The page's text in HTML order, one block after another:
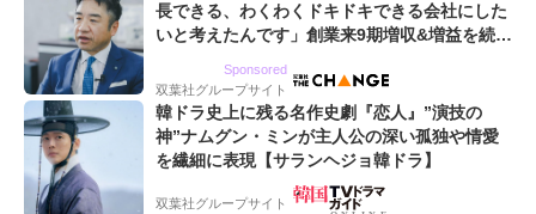
長できる、わくわくドキドキできる会社にした
いと考えたんです」創業来9期増収&増益を続け
Sponsored
双葉社グループサイト
韓ドラ史上に残る名作史劇『恋人』”演技の
神”ナムグン・ミンが主人公の深い孤独や情愛
を繊細に表現【サランヘジョ韓ドラ】
双葉社グループサイト